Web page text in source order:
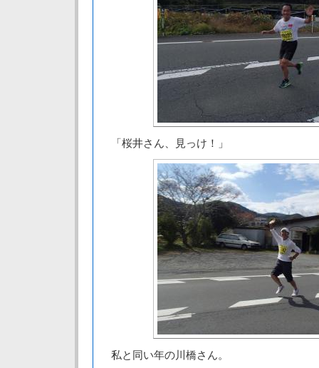
「桜井さん、見っけ！」
私と同い年の川橋さん。